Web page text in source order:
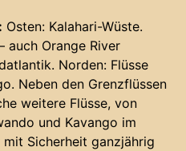
Osten: Kalahari-Wüste.
auch Orange River
Norden: Flüsse
Neben den Grenzflüssen
weitere Flüsse, von
und Kavango im
Sicherheit ganzjährig